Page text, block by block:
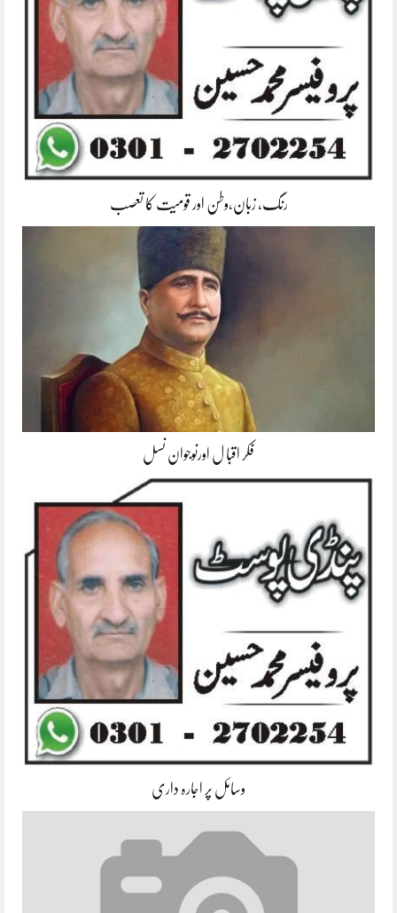
رنگ، زبان،وطن اور قومیت کا تعصب
فکر اقبا ل اورنوجوان نسل
وسائل پر اجارہ داری